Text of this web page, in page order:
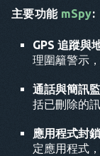
主要功能 mSpy:
GPS 追蹤與
理圍籬警示
通話與簡訊
括已刪除的
應用程式封
定應用程式